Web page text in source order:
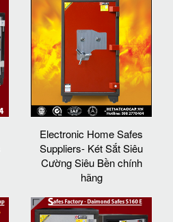
Electronic Home Safes
Suppliers- Két Sắt Siêu
Cường Siêu Bền chính
hãng